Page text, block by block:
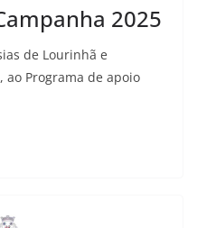
2025
de Lourinhã e
ao Programa de apoio